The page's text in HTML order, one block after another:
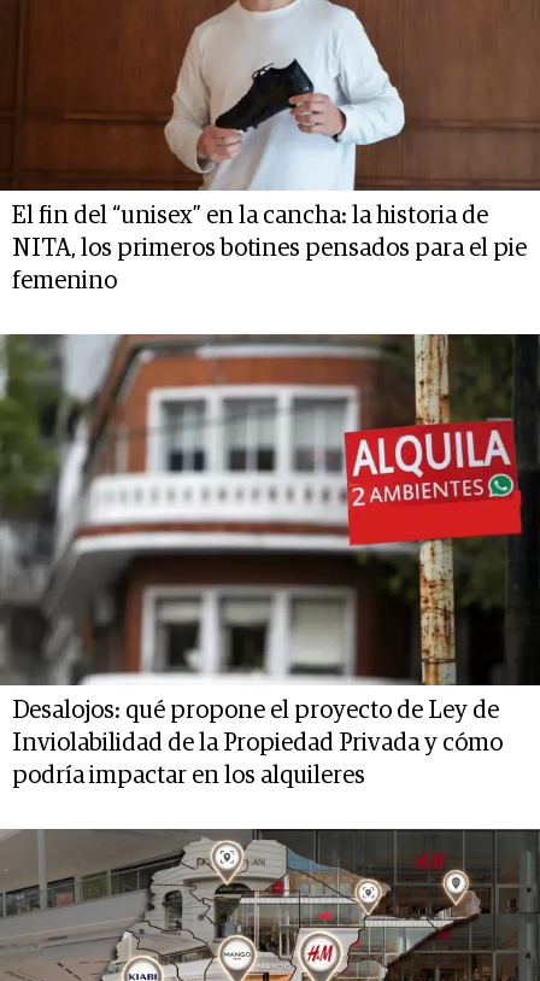
El fin del “unisex” en la cancha: la historia de
NITA, los primeros botines pensados para el pie
femenino
Desalojos: qué propone el proyecto de Ley de
Inviolabilidad de la Propiedad Privada y cómo
podría impactar en los alquileres